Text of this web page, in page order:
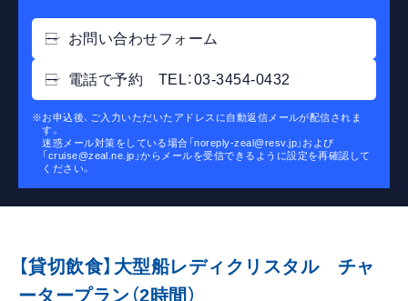
ータープラン（2時間）
優雅な白い船体が美しい「レディ クリスタル」を1隻貸
切っての東京湾クルーズプランです。
の都会の景色をご覧になりながら、シェフが丹精込めた
フレンチ料理をご堪能ください。
70名様から貸切可能なので、プライベートなクルージン
いただけます。